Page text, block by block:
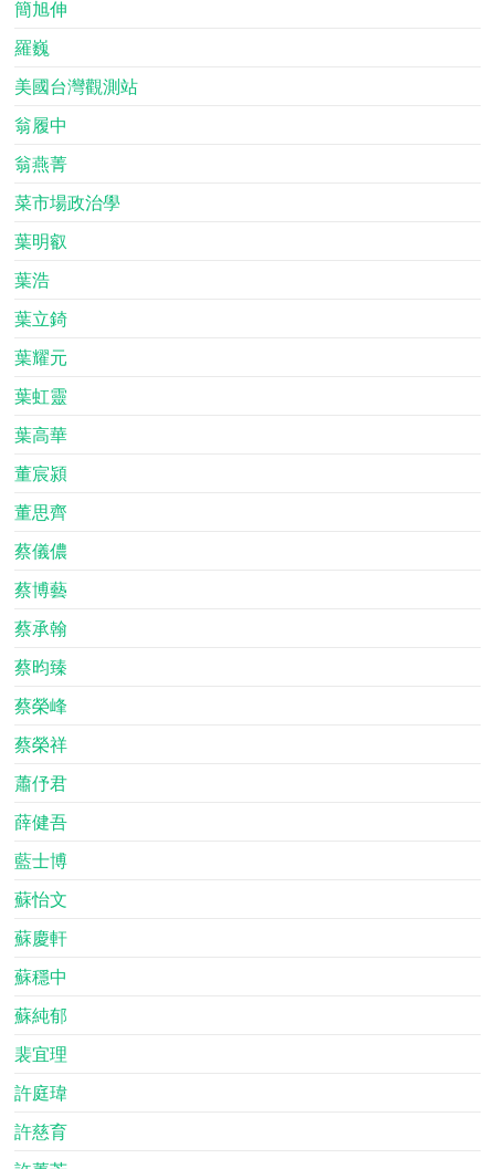
簡旭伸
羅巍
美國台灣觀測站
翁履中
翁燕菁
菜市場政治學
葉明叡
葉浩
葉立錡
葉耀元
葉虹靈
葉高華
董宸潁
董思齊
蔡儀儂
蔡博藝
蔡承翰
蔡昀臻
蔡榮峰
蔡榮祥
蕭伃君
薛健吾
藍士博
蘇怡文
蘇慶軒
蘇穩中
蘇純郁
裴宜理
許庭瑋
許慈育